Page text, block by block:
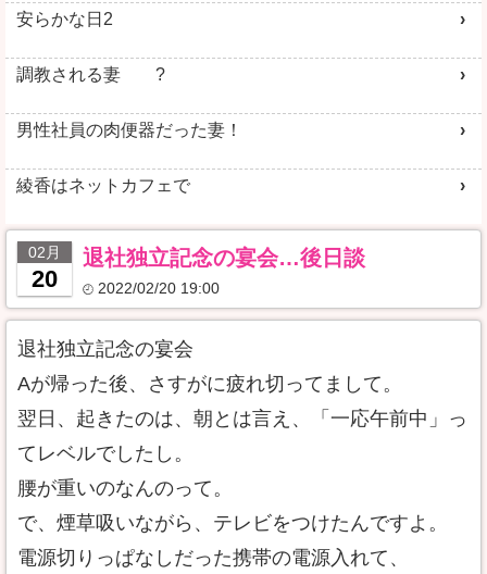
安らかな日2
調教される妻 ?
男性社員の肉便器だった妻！
綾香はネットカフェで
02月
20
退社独立記念の宴会…後日談
2022/02/20 19:00
退社独立記念の宴会
Aが帰った後、さすがに疲れ切ってまして。
翌日、起きたのは、朝とは言え、「一応午前中」っ
てレベルでしたし。
腰が重いのなんのって。
で、煙草吸いながら、テレビをつけたんですよ。
電源切りっぱなしだった携帯の電源入れて、